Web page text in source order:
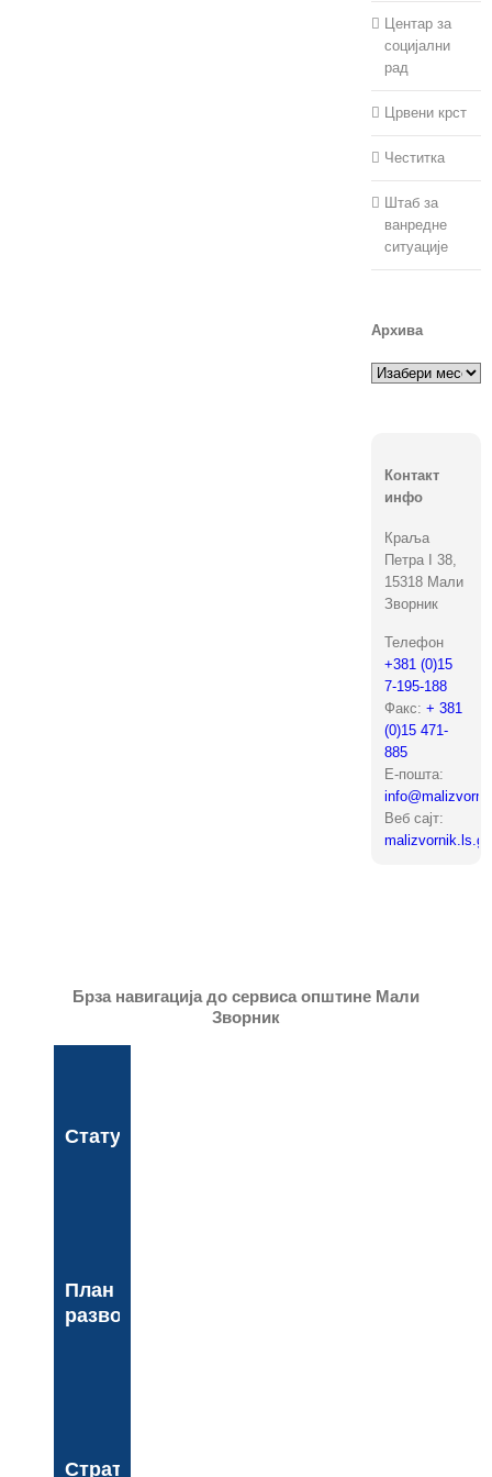
Центар за
социјални
рад
Црвени крст
Честитка
Штаб за
ванредне
ситуације
Архива
Архива
Контакт
инфо
Краља
Петра I 38,
15318 Мали
Зворник
Телефон
+381 (0)15
7-195-188
Факс: + 381
(0)15 471-
885
Е-пошта:
Веб сајт:
Брза навигација до сервиса општине Мали
Зворник
Статут
План
развоја
Стратегија